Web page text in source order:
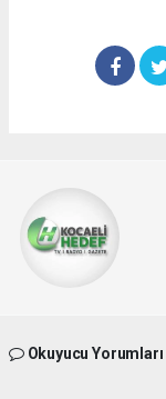
Okuyucu Yorumları